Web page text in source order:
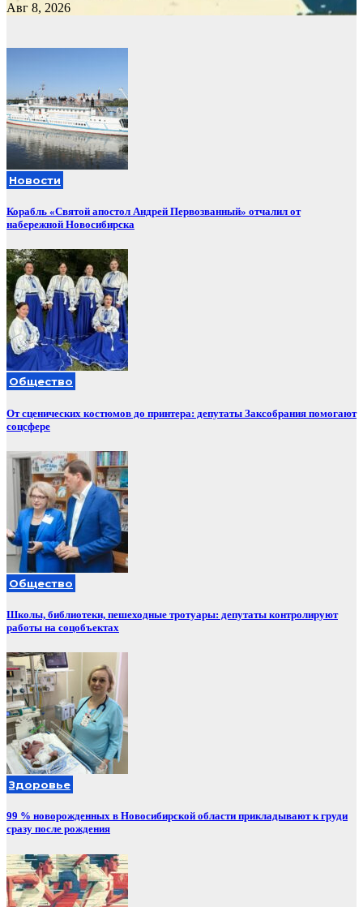
Авг 8, 2026
Новости
Корабль «Святой апостол Андрей Первозванный» отчалил от
набережной Новосибирска
Общество
От сценических костюмов до принтера: депутаты Заксобрания помогают
соцсфере
Общество
Школы, библиотеки, пешеходные тротуары: депутаты контролируют
работы на соцобъектах
Здоровье
99 % новорожденных в Новосибирской области прикладывают к груди
сразу после рождения